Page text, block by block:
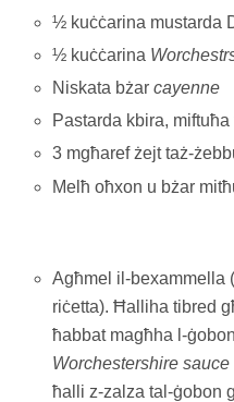
½ kuċċarina mustarda
½ kuċċarina
Niskata bżarcayenne
Pastarda kbira, miftuħa
3 mgħaref żejt taż-
Melħ oħxon u bżar
Agħmel il-bexammella
riċetta). Ħalliha tibred
ħabbat magħha l-
Worchestershire sauce
ħalli z-zalza tal-ġobon